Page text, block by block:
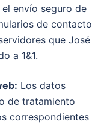
envío seguro de
de contacto
que José
a 1&1.
Los datos
de tratamiento
correspondientes